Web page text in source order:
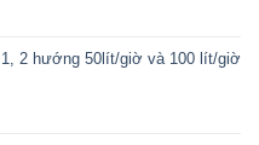
2 hướng 50lít/giờ và 100 lít/giờ